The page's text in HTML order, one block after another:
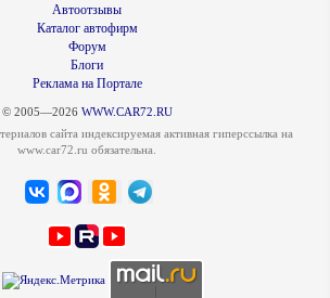
Автоотзывы
Каталог автофирм
Форум
Блоги
Реклама на Портале
© 2005—2026 WWW.CAR72.RU
сайта индексируемая активная гиперссылка на
www.car72.ru обязательна.